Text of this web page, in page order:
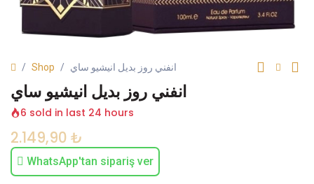
Shop انفني روز بديل انيشيو ساي
انفني روز بديل انيشيو ساي
6 sold in last 24 hours
2.149,90 ₺
WhatsApp'tan sipariş ver